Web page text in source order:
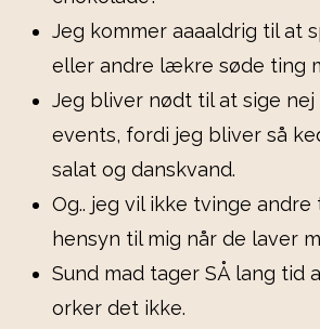
Jeg kommer aaaaldrig til at
eller andre lækre søde ting
Jeg bliver nødt til at sige nej
events, fordi jeg bliver så
salat og danskvand.
Og.. jeg vil ikke tvinge
hensyn til mig når de laver
Sund mad tager SÅ lang tid
orker det ikke.